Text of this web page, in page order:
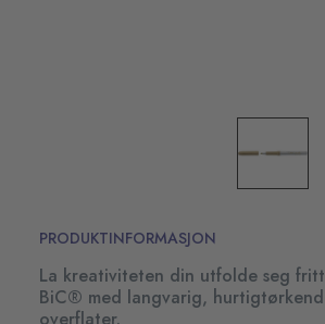
PRODUKTINFORMASJON
La kreativiteten din utfolde seg
BiC® med langvarig,
overflater.